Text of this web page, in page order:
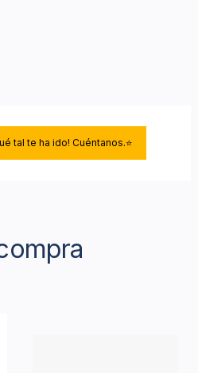
tal te ha ido! Cuéntanos.⭐